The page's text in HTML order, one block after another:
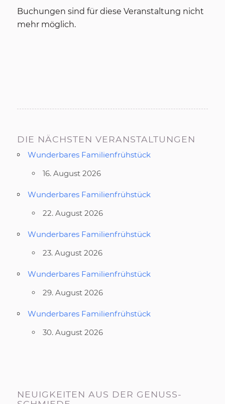
Buchungen sind für diese Veranstaltung nicht
mehr möglich.
DIE NÄCHSTEN VERANSTALTUNGEN
Wunderbares Familienfrühstück
16. August 2026
Wunderbares Familienfrühstück
22. August 2026
Wunderbares Familienfrühstück
23. August 2026
Wunderbares Familienfrühstück
29. August 2026
Wunderbares Familienfrühstück
30. August 2026
NEUIGKEITEN AUS DER GENUSS-